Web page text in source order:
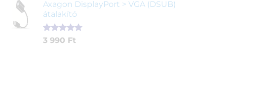
értékelés
alapján
was:
290 Ft.
is:
Axagon DisplayPort > VGA (DSUB)
átalakító
Értékelés
1
3 990 Ft